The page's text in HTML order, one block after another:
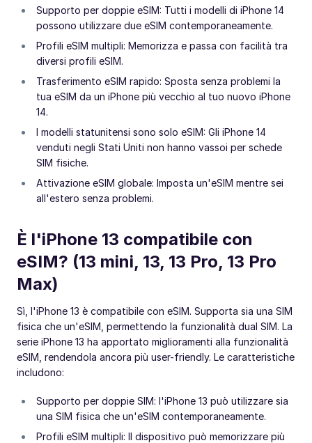
Supporto per doppie eSIM: Tutti i modelli di iPhone 14
possono utilizzare due eSIM contemporaneamente.
Profili eSIM multipli: Memorizza e passa con facilità tra
diversi profili eSIM.
Trasferimento eSIM rapido: Sposta senza problemi la
tua eSIM da un iPhone più vecchio al tuo nuovo iPhone
14.
I modelli statunitensi sono solo eSIM: Gli iPhone 14
venduti negli Stati Uniti non hanno vassoi per schede
SIM fisiche.
Attivazione eSIM globale: Imposta un'eSIM mentre sei
all'estero senza problemi.
È l'iPhone 13 compatibile con
eSIM? (13 mini, 13, 13 Pro, 13 Pro
Max)
Sì, l'iPhone 13 è compatibile con eSIM. Supporta sia una SIM
fisica che un'eSIM, permettendo la funzionalità dual SIM. La
serie iPhone 13 ha apportato miglioramenti alla funzionalità
eSIM, rendendola ancora più user-friendly. Le caratteristiche
includono:
Supporto per doppie SIM: l'iPhone 13 può utilizzare sia
una SIM fisica che un'eSIM contemporaneamente.
Profili eSIM multipli: Il dispositivo può memorizzare più